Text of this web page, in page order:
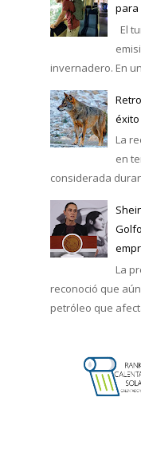
para
El
invernadero. En
La
en
considerada
La
reconoció que
petróleo que